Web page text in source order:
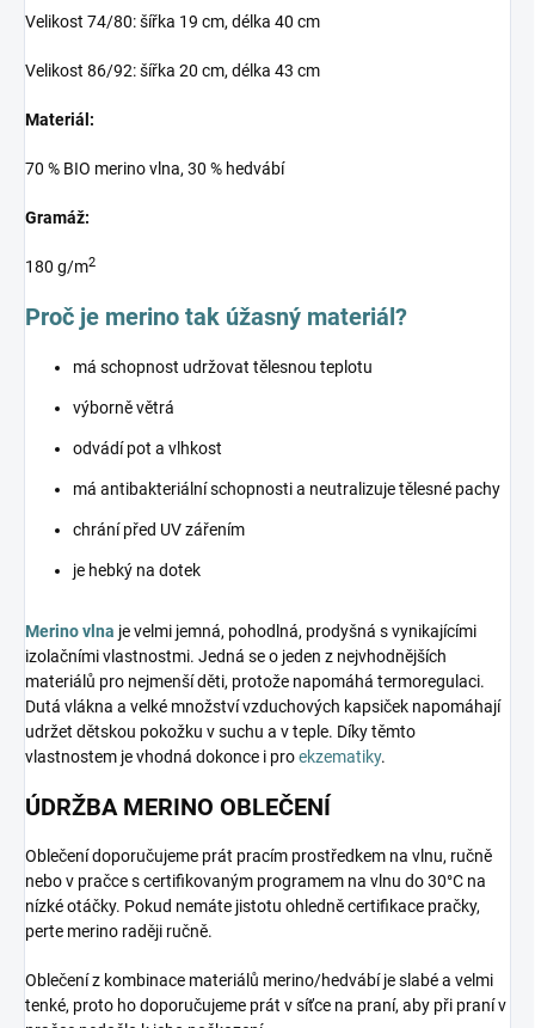
Velikost 74/80: šířka 19 cm, délka 40 cm
Velikost 86/92: šířka 20 cm, délka 43 cm
Materiál:
70 % BIO merino vlna, 30 % hedvábí
Gramáž:
180 g/m2
Proč je merino tak úžasný materiál?
má schopnost udržovat tělesnou teplotu
výborně větrá
odvádí pot a vlhkost
má antibakteriální schopnosti a neutralizuje tělesné pachy
chrání před UV zářením
je hebký na dotek
Merino vlna je velmi jemná, pohodlná, prodyšná s vynikajícími
izolačními vlastnostmi. Jedná se o jeden z nejvhodnějších
materiálů pro nejmenší děti, protože napomáhá termoregulaci.
Dutá vlákna a velké množství vzduchových kapsiček napomáhají
udržet dětskou pokožku v suchu a v teple. Díky těmto
vlastnostem je vhodná dokonce i proekzematiky.
ÚDRŽBA MERINO OBLEČENÍ
Oblečení doporučujeme prát pracím prostředkem na vlnu, ručně
nebo v pračce s certifikovaným programem na vlnu do 30°C na
nízké otáčky. Pokud nemáte jistotu ohledně certifikace pračky,
perte merino raději ručně.
Oblečení z kombinace materiálů merino/hedvábí je slabé a velmi
tenké, proto ho doporučujeme prát v síťce na praní, aby při praní v